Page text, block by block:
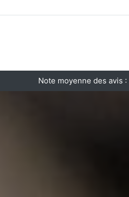
Note moyenne des avis :